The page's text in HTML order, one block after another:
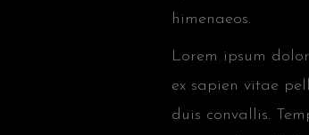
himenaeos.
Lorem ipsum
ex sapien vitae
duis convallis.